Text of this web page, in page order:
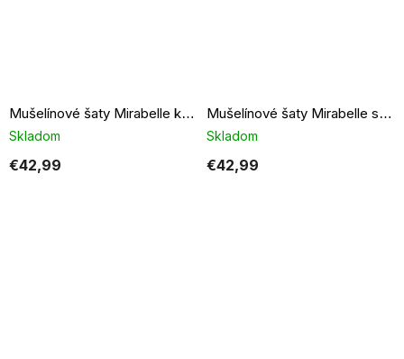
Mušelínové šaty Mirabelle khaki
Skladom
€42,99
Mušelínové šaty Mirabelle svetlo modré
Skladom
€42,99